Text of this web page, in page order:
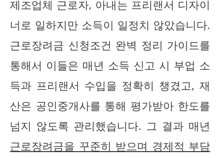
제조업체 근로자, 아내는 프리랜서 디자이
너로 일하지만 소득이 일정치 않았습니다.
근로장려금 신청조건 완벽 정리 가이드를
통해서 이들은 매년 소득 신고 시 부업 소
득과 프리랜서 수입을 정확히 챙겼고, 재
산은 공인중개사를 통해 평가받아 한도를
넘지 않도록 관리했습니다. 그 결과 매년
근로장려금을 꾸준히 받으며 경제적 부담